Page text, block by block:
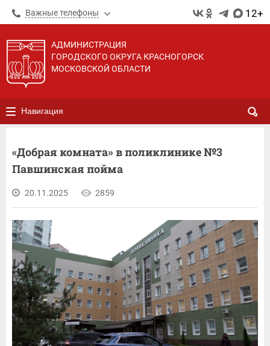
Важные телефоны 12+
АДМИНИСТРАЦИЯ
ГОРОДСКОГО ОКРУГА КРАСНОГОРСК
МОСКОВСКОЙ ОБЛАСТИ
Навигация
«Добрая комната» в поликлинике №3
Павшинская пойма
20.11.2025 2859